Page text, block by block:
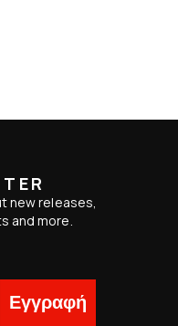
new releases,
and more.
Εγγραφή